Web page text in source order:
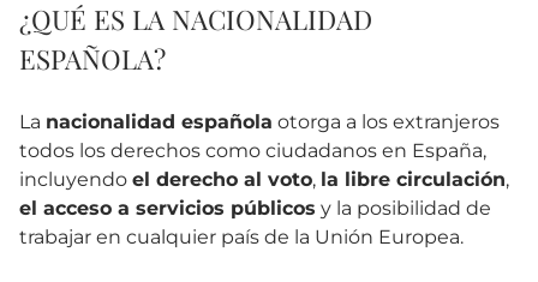
¿QUÉ ES LA NACIONALIDAD
ESPAÑOLA?
La nacionalidad española otorga a los extranjeros
todos los derechos como ciudadanos en España,
incluyendo el derecho al voto, la libre circulación,
el acceso a servicios públicos y la posibilidad de
trabajar en cualquier país de la Unión Europea.